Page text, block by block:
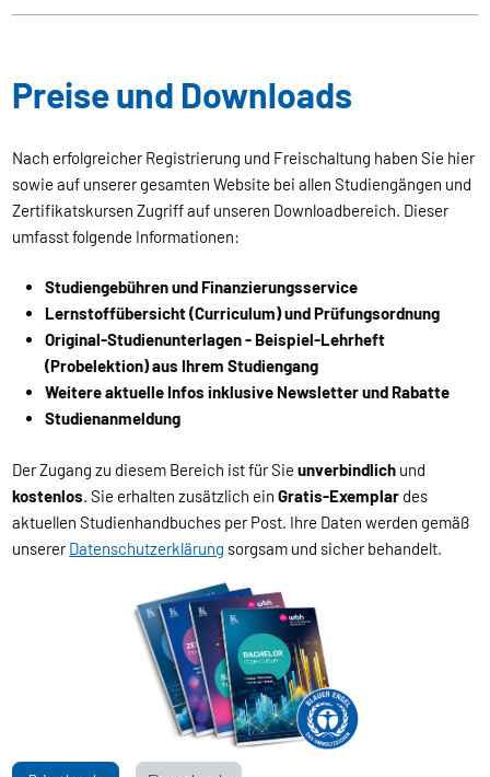
Preise und Downloads
Nach erfolgreicher Registrierung und Freischaltung haben Sie hier
sowie auf unserer gesamten Website bei allen Studiengängen und
Zertifikatskursen Zugriff auf unseren Downloadbereich. Dieser
umfasst folgende Informationen:
Studiengebühren und Finanzierungsservice
Lernstoffübersicht (Curriculum) und Prüfungsordnung
Original-Studienunterlagen - Beispiel-Lehrheft
(Probelektion) aus Ihrem Studiengang
Weitere aktuelle Infos inklusive Newsletter und Rabatte
Studienanmeldung
Der Zugang zu diesem Bereich ist für Sieunverbindlich und
kostenlos . Sie erhalten zusätzlich einGratis-Exemplar des
aktuellen Studienhandbuches per Post. Ihre Daten werden gemäß
unsererDatenschutzerklärung sorgsam und sicher behandelt.